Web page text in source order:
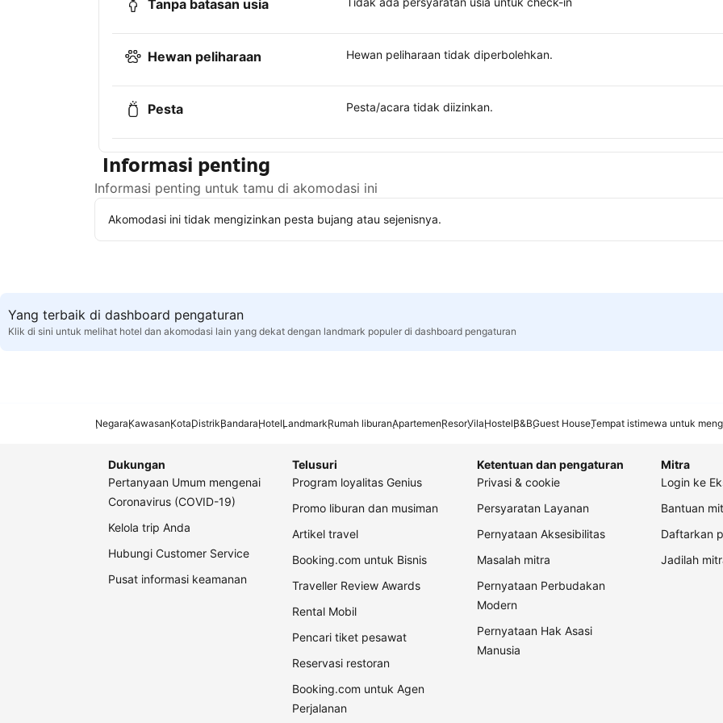
Tanpa batasan usia
Hewan peliharaan Hewan peliharaan tidak diperbolehkan.
Pesta Pesta/acara tidak diizinkan.
Informasi penting
Informasi penting untuk tamu di akomodasi ini
Akomodasi ini tidak mengizinkan pesta bujang atau sejenisnya.
Yang terbaik di dashboard pengaturan
Klik di sini untuk melihat hotel dan akomodasi lain yang dekat dengan landmark populer di dashboard pengaturan
NegaraKawasanKotaDistrikBandaraHotelLandmarkRumah liburanApartemenResorVilaHostelB&BGuest HouseTempat istimewa untuk
Dukungan
Pertanyaan Umum mengenai
Coronavirus (COVID-19)
Kelola trip Anda
Hubungi Customer Service
Pusat informasi keamanan
Telusuri
Program loyalitas Genius
Promo liburan dan musiman
Artikel travel
Booking.com untuk Bisnis
Traveller Review Awards
Rental Mobil
Pencari tiket pesawat
Reservasi restoran
Booking.com untuk Agen
Perjalanan
Ketentuan dan pengaturan
Privasi & cookie
Persyaratan Layanan
Pernyataan Aksesibilitas
Masalah mitra
Pernyataan Perbudakan
Modern
Pernyataan Hak Asasi
Manusia
Mitra
Login ke
Bantuan
Daftarkan
Jadilah